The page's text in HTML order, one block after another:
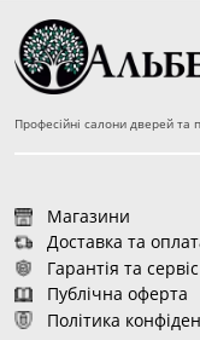
Професійні салони дверей та
Магазини
Доставка та
Гарантія та сервіс
Публічна оферта
Політика